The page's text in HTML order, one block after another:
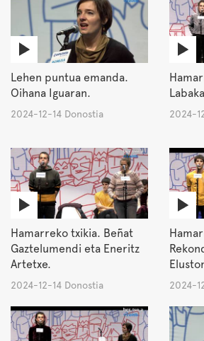
Lehen puntua emanda.
Oihana Iguaran.
2024-12-14 Donostia 2024-
Hamarreko txikia. Beñat
Gaztelumendi eta Eneritz
Artetxe.
2024-12-14 Donostia 2024-